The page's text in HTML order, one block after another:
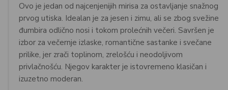
Ovo je jedan od najcenjenijih mirisa za ostavljanje snažnog
prvog utiska. Idealan je za jesen i zimu, ali se zbog svežine
đumbira odlično nosi i tokom prolećnih večeri. Savršen je
izbor za večernje izlaske, romantične sastanke i svečane
prilike, jer zrači toplinom, zrelošću i neodoljivom
privlačnošću. Njegov karakter je istovremeno klasičan i
izuzetno moderan.